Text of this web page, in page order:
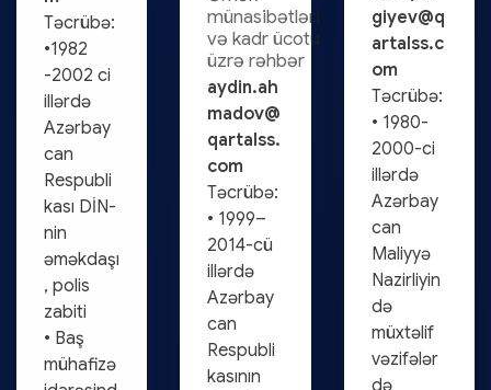
Təcrübə:
•1982
-2002 ci
illərdə
Azərbay
can
Respubli
kası DİN-
nin
əməkdaşı
, polis
zabiti
• Baş
mühafizə
münasibətləri
və kadr ücotu
üzrə rəhbər
aydin.ah
madov@
qartalss.
com
Təcrübə:
• 1999–
2014-cü
illərdə
Azərbay
can
Respubli
kasının
giyev@q
artalss.c
om
Təcrübə:
• 1980-
2000-ci
illərdə
Azərbay
can
Maliyyə
Nazirliyin
də
müxtəlif
vəzifələr